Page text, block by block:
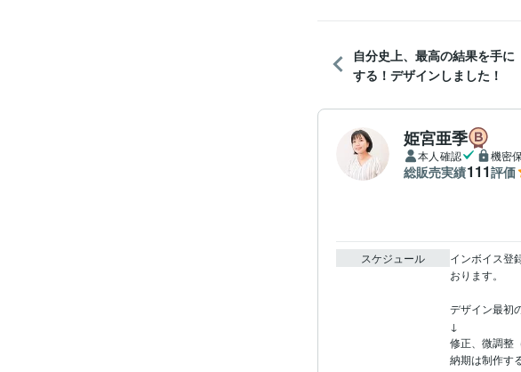
自分史上、最高の結果を手に
する！デザインしました！
姫宮亜季
本人確認 機密
総販売実績111評価
スケジュール
インボイス登
おります。
デザイン最初
↓
修正、微調整
納期は制作す